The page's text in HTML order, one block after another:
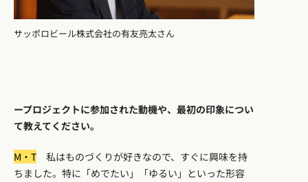
サッポロビール株式会社の有友亮太さん
ープロジェクトに参加された動機や、最初の印象につい
て教えてください。
M・T 私はものづくりが好きなので、すぐに興味を持
ちました。特に「めでたい」「ゆるい」といった形容